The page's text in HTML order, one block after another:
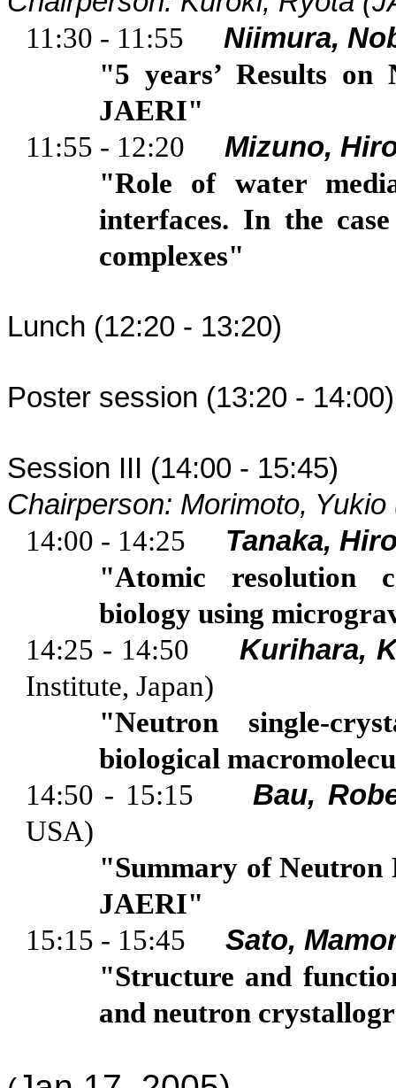
11:30 - 11:55
Niimura,
"5 years’ Results on
JAERI"
11:55 - 12:20
Mizuno,
"Role of water
interfaces. In the
complexes"
Lunch (12:20 - 13:20)
Poster session (13:20 -
Session III (14:00 - 15:45)
Chairperson: Morimoto, Yukio
14:00 - 14:25
Tanaka,
"Atomic resolution
biology using
14:25 - 14:50
Kurihara,
Institute, Japan)
"Neutron single-
biological
14:50 - 15:15
Bau,
USA)
"Summary of
JAERI"
15:15 - 15:45
Sato,
"Structure and
and neutron